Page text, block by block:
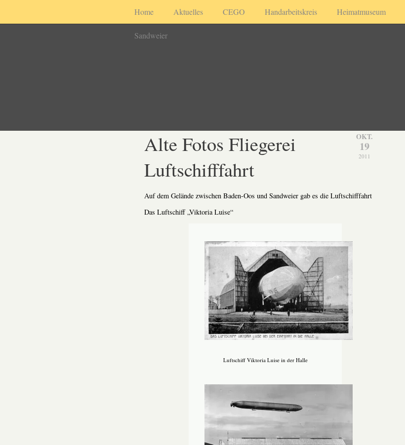
Home Aktuelles CEGO Handarbeitskreis Heimatmuseum
Sandweier
OKT.
19
2011
Alte Fotos Fliegerei
Luftschifffahrt
Auf dem Gelände zwischen Baden-Oos und Sandweier gab es die Luftschifffahrt
Das Luftschiff „Viktoria Luise“
Luftschiff Viktoria Luise in der Halle